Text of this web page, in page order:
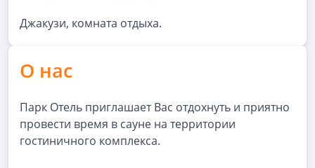
Джакузи, комната отдыха.
О нас
Парк Отель приглашает Вас отдохнуть и приятно
провести время в сауне на территории
гостиничного комплекса.